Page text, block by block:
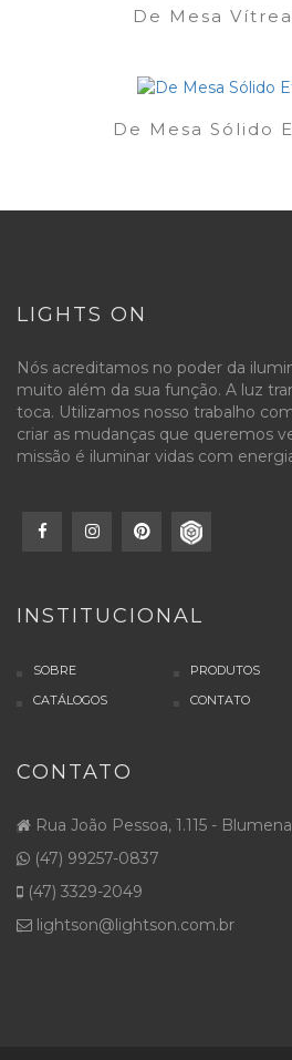
De Mesa
De Mesa Sólido
LIGHTS ON
Nós acreditamos no poder da
muito além da sua função. A luz
toca. Utilizamos nosso trabalho
criar as mudanças que queremos
missão é iluminar vidas com
INSTITUCIONAL
SOBRE
PRODUTOS
CATÁLOGOS
CONTATO
CONTATO
Rua João Pessoa, 1.115 -
(47) 99257-0837
(47) 3329-2049
lightson@lightson.com.br